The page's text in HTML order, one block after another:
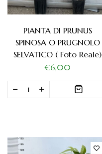
PIANTA DI PRUNUS
SPINOSA O PRUGNOLO
SELVATICO ( Foto Reale)
€6,00